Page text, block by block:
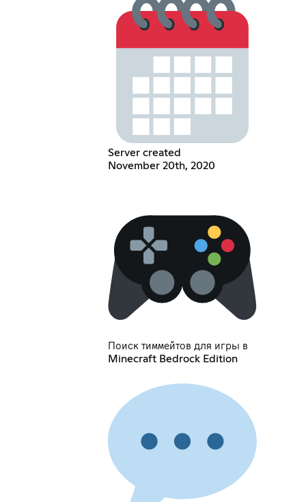
Server created
November 20th, 2020
Поиск тиммейтов для игры в
Minecraft Bedrock Edition